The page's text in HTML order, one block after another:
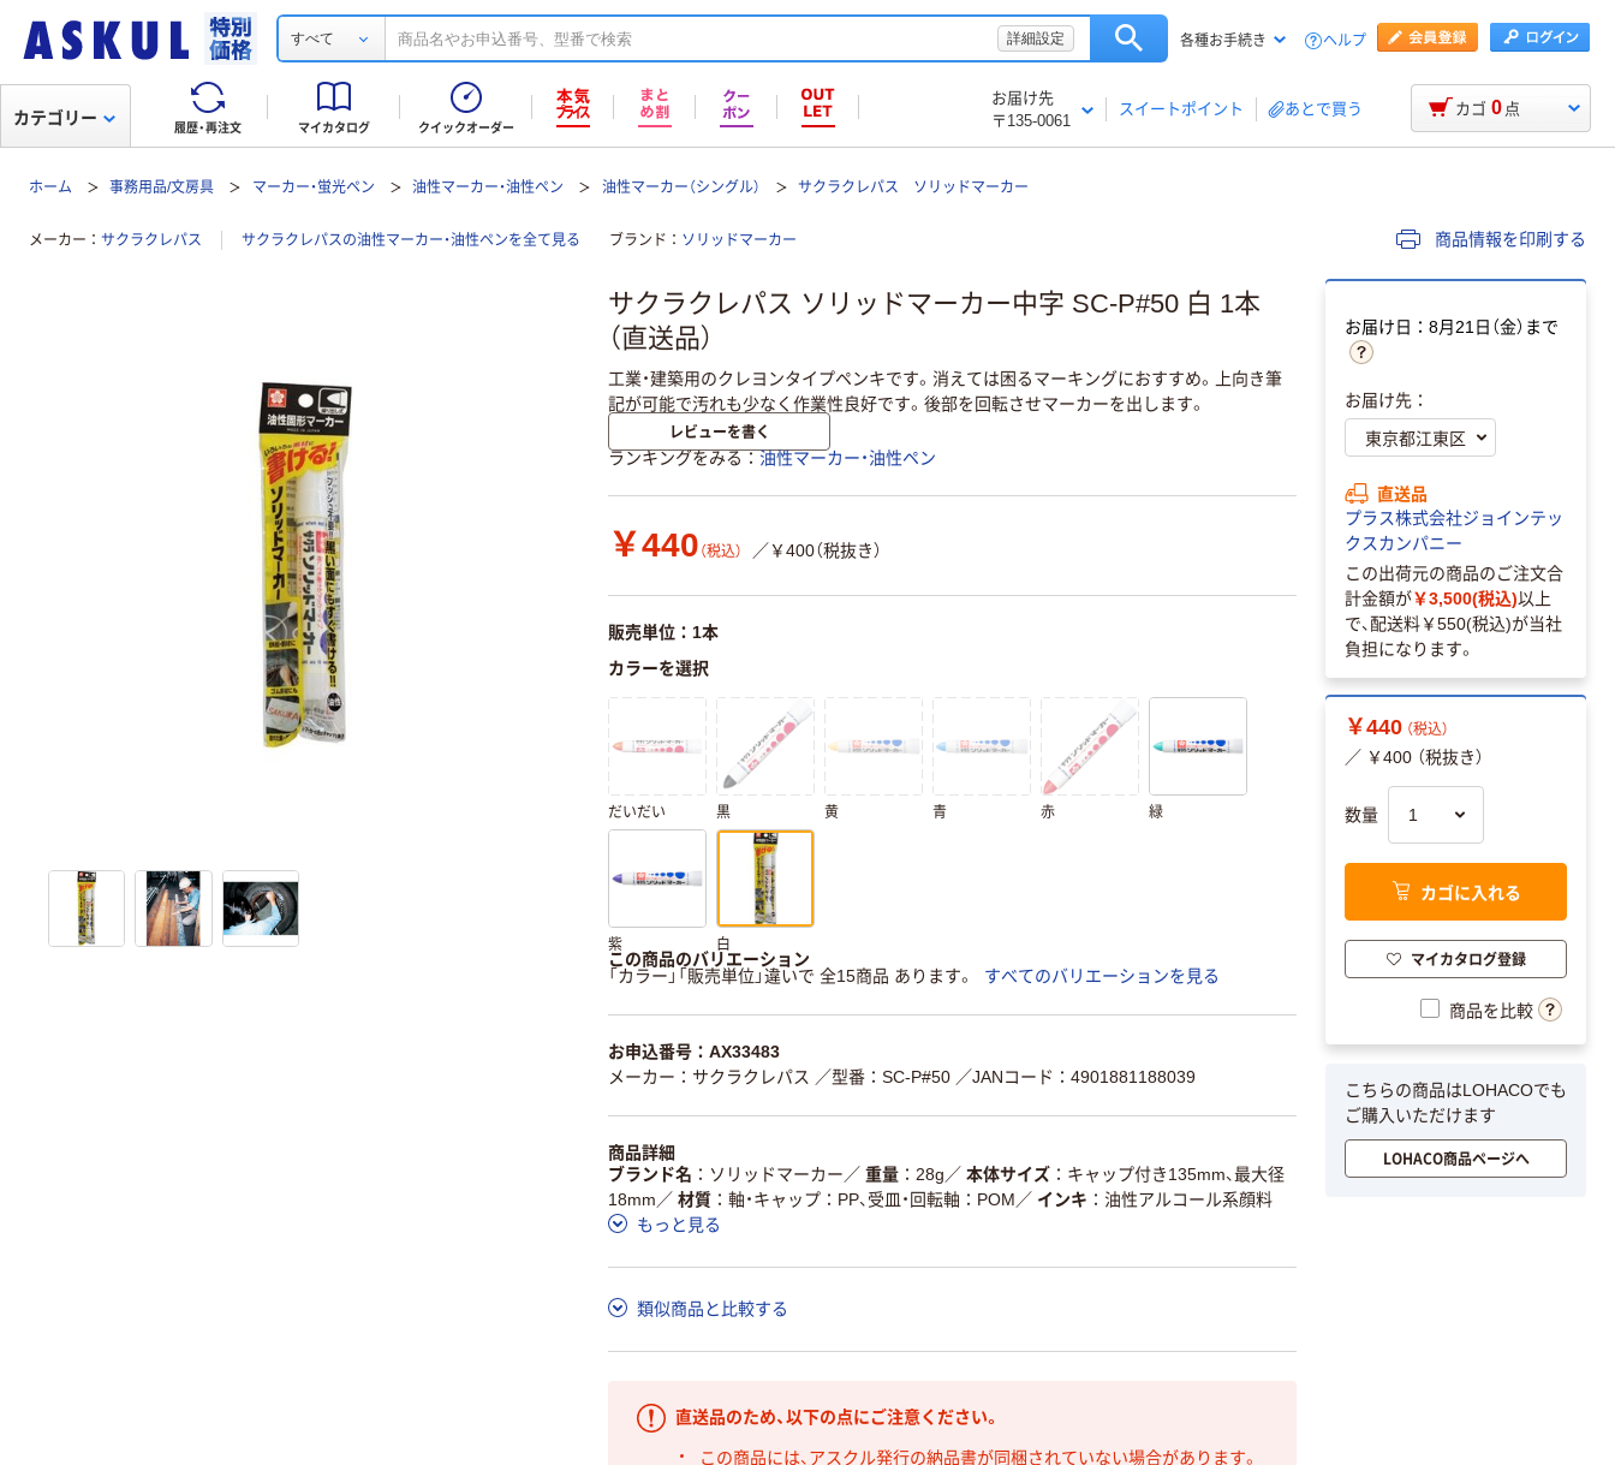
すべて 詳細設定 各種お手続き ヘルプ
履歴・再注文 マイカタログ クイックオーダー
お届け先
〒135-0061
スイートポイント あとで買う
カテゴリー カゴ 0 点
ホーム 事務用品/文房具 マーカー・蛍光ペン 油性マーカー・油性ペン 油性マーカー（シングル） サクラクレパス ソリッドマーカー
メーカー サクラクレパス サクラクレパスの油性マーカー・油性ペンを全て見る ブランド ソリッドマーカー 商品情報を印刷する
サクラクレパス ソリッドマーカー中字 SC-P#50 白 1本
（直送品）
工業・建築用のクレヨンタイプペンキです。消えては困るマーキングにおすすめ。上向き筆
記が可能で汚れも少なく作業性良好です。後部を回転させマーカーを出します。
レビューを書く
ランキングをみる 油性マーカー・油性ペン
￥440 （税込） ／￥400（税抜き）
販売単位：1本
カラーを選択
だいだい 黒 黄 青 赤 緑
紫 白
この商品のバリエーション
「カラー」「販売単位」違いで 全15商品 あります。
すべてのバリエーションを見る
お申込番号：AX33483
メーカー：サクラクレパス ／型番：SC-P#50 ／JANコード：4901881188039
商品詳細
ブランド名
ソリッドマーカー ／ 重量 28g ／ 本体サイズ
キャップ付き135mm、最大径
18mm ／ 材質 軸・キャップ：PP、受皿・回転軸：POM ／ インキ
油性アルコール系顔料
もっと見る
類似商品と比較する
直送品のため、以下の点にご注意ください。
この商品には、アスクル発行の納品書が同梱されていない場合があります。
お届け日：8月21日（金）まで
お届け先：
直送品
プラス株式会社ジョインテッ
クスカンパニー
この出荷元の商品のご注文合
計金額が￥3,500(税込)以上
で、配送料￥550(税込)が当社
負担になります。
￥440 （税込）
／ ￥400 （税抜き）
数量
カゴに入れる
マイカタログ登録
商品を比較
こちらの商品はLOHACOでも
ご購入いただけます
LOHACO商品ページへ